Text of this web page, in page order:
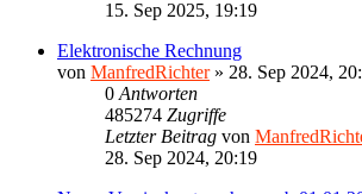
15. Sep 2025, 19:19
Elektronische Rechnung
von ManfredRichter» 28. Sep 2024,
0 Antworten
485274 Zugriffe
Letzter Beitrag von
28. Sep 2024, 20:19